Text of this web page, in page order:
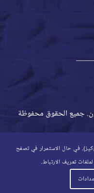
في حال الاستمرار في تصفح
تعريف الارتباط.